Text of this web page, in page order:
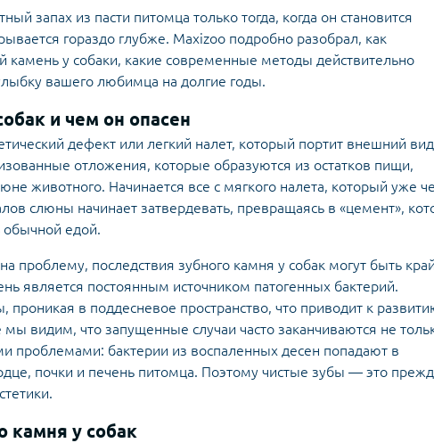
запах из пасти питомца только тогда, когда он становится
гораздо глубже. Maxizoo подробно разобрал, как
камень у собаки, какие современные методы действительно
вашего любимца на долгие годы.
и чем он опасен
дефект или легкий налет, который портит внешний вид
отложения, которые образуются из остатков пищи,
животного. Начинается все с мягкого налета, который уже
слюны начинает затвердевать, превращаясь в «цемент»,
едой.
проблему, последствия зубного камня у собак могут быть
является постоянным источником патогенных бактерий.
проникая в поддесневое пространство, что приводит к
мы видим, что запущенные случаи часто заканчиваются не
проблемами: бактерии из воспаленных десен попадают в
почки и печень питомца. Поэтому чистые зубы — это
камня у собак